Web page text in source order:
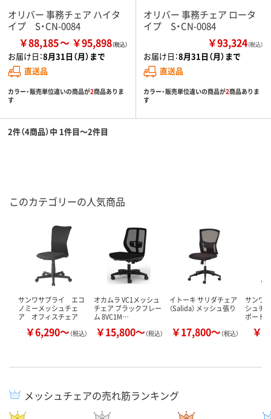
オリバー 事務チェア ハイタ
イプ S・CN-0084
￥88,185 ￥95,898
お届け日：8月31日（月）まで
直送品
カラー・販売単位違いの商品が2商品ありま
す
オリバー 事務チェア ロータ
イプ S・CN-0084
￥93,324（税込）
お届け日：8月31日（月）まで
直送品
カラー・販売単位違いの商品が2商品ありま
す
2件（4商品）中 1件目～2件目
このカテゴリーの人気商品
サンワサプライ エコ
ノミーメッシュチェ
ア オフィスチェア
￥6,290～（税込）
オカムラ VC1メッシュ
チェア ブラックフレー
ム 8VC1M…
￥15,800～（税込）
イトーキ サリダチェア
（Salida） メッシュ張り
￥17,800～（税込）
サンワ
シュチ
ポート
￥
メッシュチェアの売れ筋ランキング